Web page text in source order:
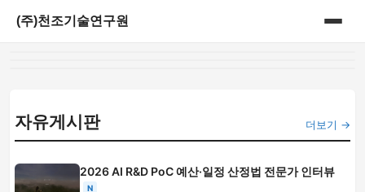
(주)천조기술연구원
자유게시판
2026 AI R&D PoC 예산·일정 산정법 전문가 인터뷰
N
더보기 →